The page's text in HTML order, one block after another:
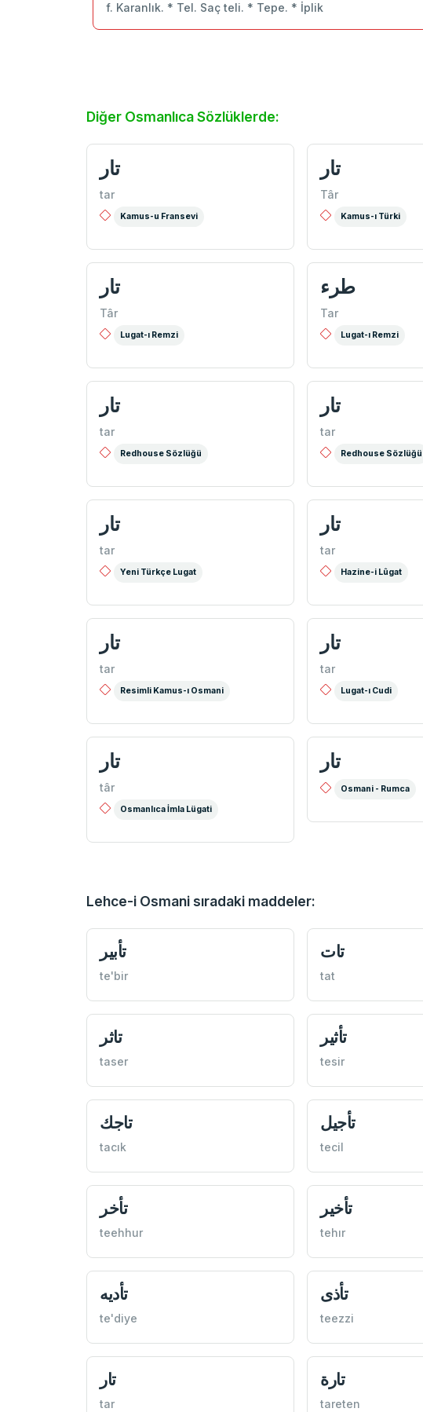
f. Karanlık. * Tel. Saç teli. * Tepe. * İplik
Diğer Osmanlıca Sözlüklerde:
تار
tar
Kamus-u Fransevi
تار
Târ
Kamus-ı Türki
تار
Târ
Lugat-ı Remzi
طرء
Tar
Lugat-ı Remzi
تار
tar
Redhouse Sözlüğü
تار
tar
Redhouse Sözlüğü
تار
tar
Yeni Türkçe Lugat
تار
tar
Hazine-i Lûgat
تار
tar
Resimli Kamus-ı Osmani
تار
tar
Lugat-ı Cudi
تار
târ
Osmanlıca İmla Lügati
تار
Osmani - Rumca
Lehce-i Osmani sıradaki maddeler:
تأبير
te'bir
تات
tat
تاثر
taser
تأثير
tesir
تاجك
tacık
تأجيل
tecil
تأخر
teehhur
تأخير
tehır
تأديه
te'diye
تأذی
teezzi
تار
tar
تارة
tareten